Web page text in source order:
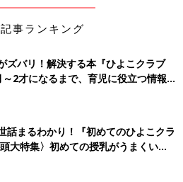
事ランキング
ズバリ！解決する本『ひよこクラブ
2才になるまで、育児に役立つ情報が
話まるわかり！『初めてのひよこクラ
大特集〉初めての授乳がうまくい
ミルクの基本と夏のトラブル 解決テ